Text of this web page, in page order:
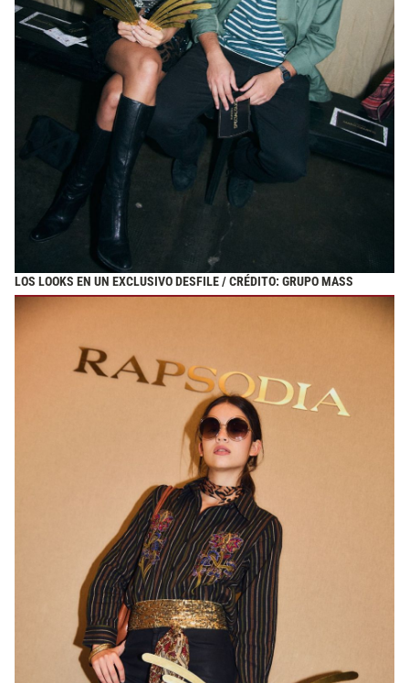
LOS LOOKS EN UN EXCLUSIVO DESFILE / CRÉDITO: GRUPO MASS